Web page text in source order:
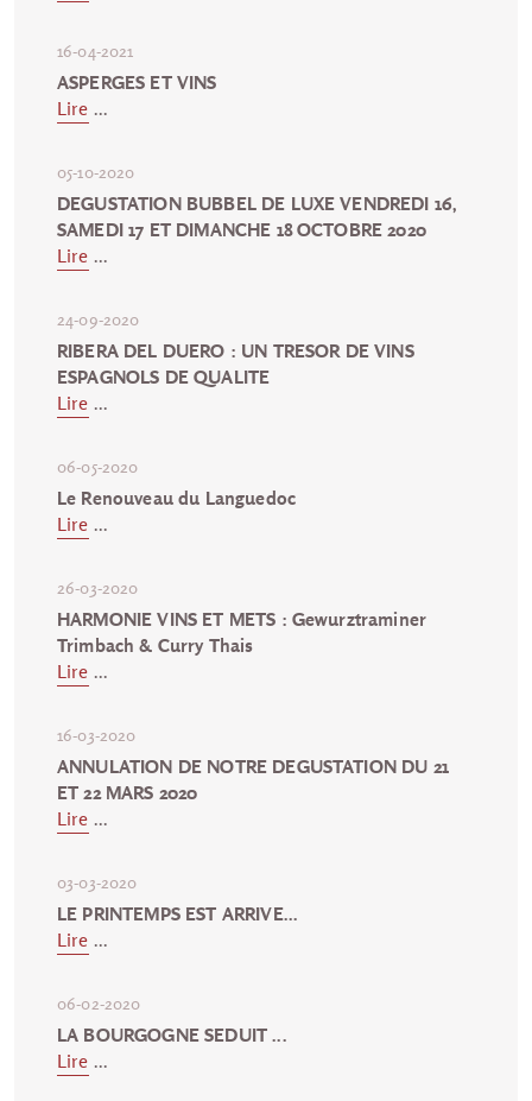
16-04-2021
ASPERGES ET VINS
Lire ...
05-10-2020
DEGUSTATION BUBBEL DE LUXE VENDREDI 16,
SAMEDI 17 ET DIMANCHE 18 OCTOBRE 2020
Lire ...
24-09-2020
RIBERA DEL DUERO : UN TRESOR DE VINS
ESPAGNOLS DE QUALITE
Lire ...
06-05-2020
Le Renouveau du Languedoc
Lire ...
26-03-2020
HARMONIE VINS ET METS : Gewurztraminer
Trimbach & Curry Thais
Lire ...
16-03-2020
ANNULATION DE NOTRE DEGUSTATION DU 21
ET 22 MARS 2020
Lire ...
03-03-2020
LE PRINTEMPS EST ARRIVE...
Lire ...
06-02-2020
LA BOURGOGNE SEDUIT ...
Lire ...